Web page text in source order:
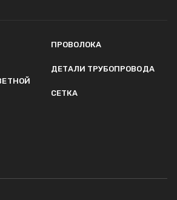
ПРОВОЛОКА
ДЕТАЛИ ТРУБОПРОВОДА
СЕТКА